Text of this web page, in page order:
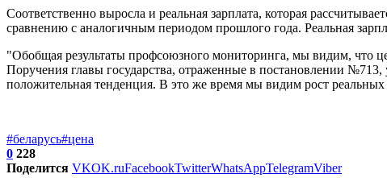
Соответственно выросла и реальная зарплата, которая
сравнению с аналогичным периодом прошлого года. Реальная
"Обобщая результаты профсоюзного мониторинга, мы видим, что
Поручения главы государства, отраженные в постановлении
положительная тенденция. В это же время мы видим рост
#беларусь#цена
0 228
Поделится VKOK.ruFacebookTwitterWhatsAppTelegramViber